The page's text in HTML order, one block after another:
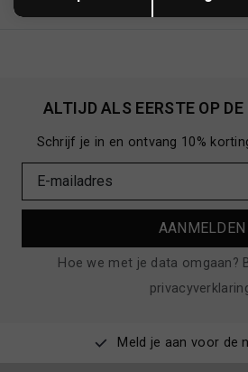
ALTIJD ALS EERSTE OP
Schrijf je in en ontvang 10%
AANMELDEN
Hoe we met je data omgaan?
Meld je aan voor de